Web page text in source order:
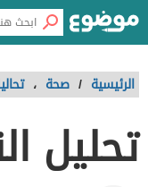
الرئيسية / صحة ،
تحليل